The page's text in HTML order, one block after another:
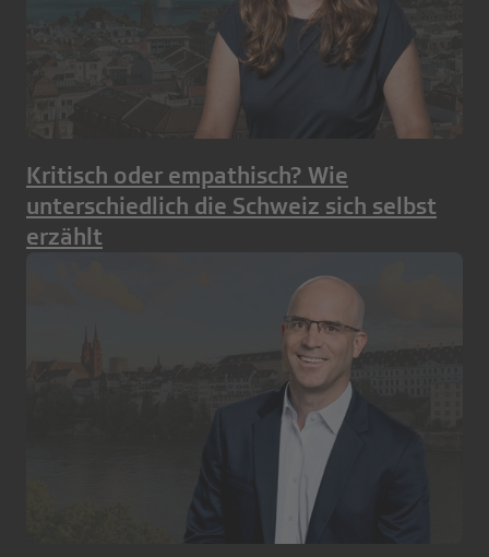
Kritisch oder empathisch? Wie
unterschiedlich die Schweiz sich selbst
erzählt